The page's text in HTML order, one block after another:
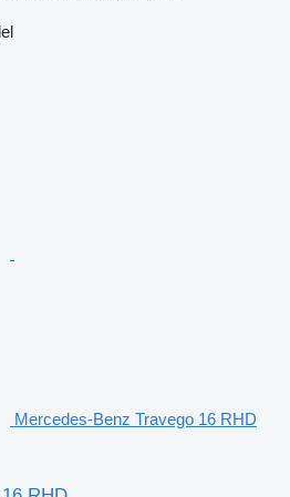
Mercedes-Benz Travego 16 RHD